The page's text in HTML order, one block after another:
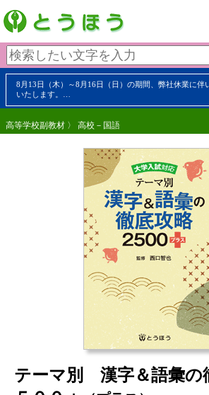
8月13日（木）～8月16日（日）の期間、弊社休業に伴
いたします。…
高等学校副教材 〉 高校－国語
テーマ別 漢字＆語彙の